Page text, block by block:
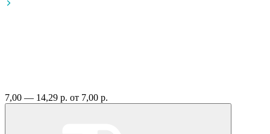
7,00 — 14,29 р. от 7,00 р.